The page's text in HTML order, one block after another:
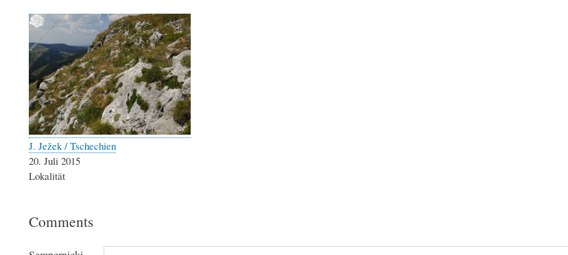
J. Ježek / Tschechien
20. Juli 2015
Lokalität
Comments